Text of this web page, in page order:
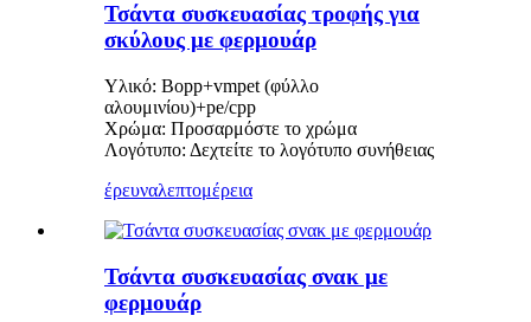
Τσάντα συσκευασίας τροφής για
σκύλους με φερμουάρ
Υλικό: Bopp+vmpet (φύλλο
αλουμινίου)+pe/cpp
Χρώμα: Προσαρμόστε το χρώμα
Λογότυπο: Δεχτείτε το λογότυπο συνήθειας
έρευναλεπτομέρεια
Τσάντα συσκευασίας σνακ με
φερμουάρ